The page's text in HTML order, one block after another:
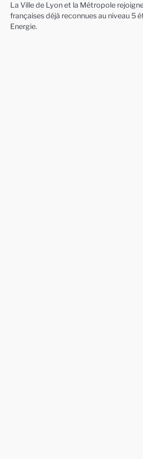
La Ville de Lyon et la Métropole
françaises déjà reconnues au niveau 5
Energie.